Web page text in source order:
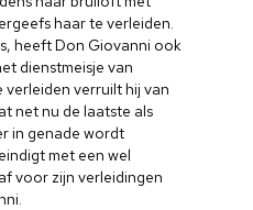
haar te verleiden.
heeft Don Giovanni ook
dienstmeisje van
verleiden verruilt hij van
net nu de laatste als
in genade wordt
met een wel
voor zijn verleidingen